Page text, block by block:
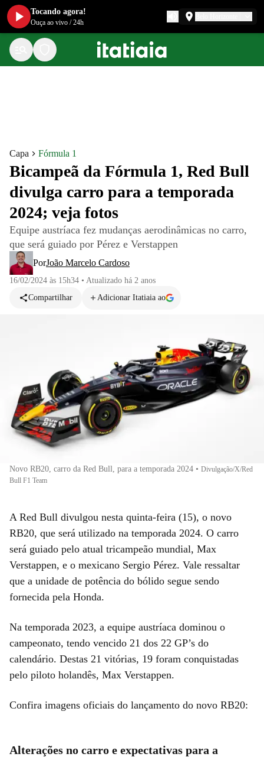
Capa Fórmula 1
Bicampeã da Fórmula 1, Red Bull
divulga carro para a temporada
2024; veja fotos
Equipe austríaca fez mudanças aerodinâmicas no carro,
que será guiado por Pérez e Verstappen
PorJoão Marcelo Cardoso
16/02/2024 às 15h34 • Atualizado há 2 anos
Compartilhar
Adicionar Itatiaia ao
Novo RB20, carro da Red Bull, para a temporada 2024 • Divulgação/X/Red
Bull F1 Team
A Red Bull divulgou nesta quinta-feira (15), o novo
RB20, que será utilizado na temporada 2024. O carro
será guiado pelo atual tricampeão mundial, Max
Verstappen, e o mexicano Sergio Pérez. Vale ressaltar
que a unidade de potência do bólido segue sendo
fornecida pela Honda.
Na temporada 2023, a equipe austríaca dominou o
campeonato, tendo vencido 21 dos 22 GP’s do
calendário. Destas 21 vitórias, 19 foram conquistadas
pelo piloto holandês, Max Verstappen.
Confira imagens oficiais do lançamento do novo RB20:
Alterações no carro e expectativas para a
Tocando agora!
Ouça ao vivo /24h